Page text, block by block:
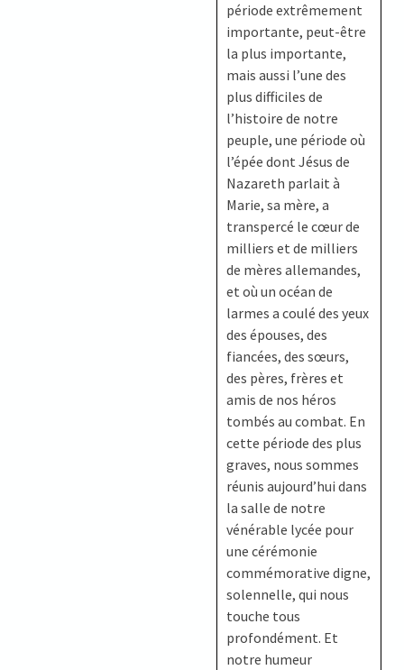
période extrêmement
importante, peut-être
la plus importante,
mais aussi l’une des
plus difficiles de
l’histoire de notre
peuple, une période où
l’épée dont Jésus de
Nazareth parlait à
Marie, sa mère, a
transpercé le cœur de
milliers et de milliers
de mères allemandes,
et où un océan de
larmes a coulé des yeux
des épouses, des
fiancées, des sœurs,
des pères, frères et
amis de nos héros
tombés au combat. En
cette période des plus
graves, nous sommes
réunis aujourd’hui dans
la salle de notre
vénérable lycée pour
une cérémonie
commémorative digne,
solennelle, qui nous
touche tous
profondément. Et
notre humeur